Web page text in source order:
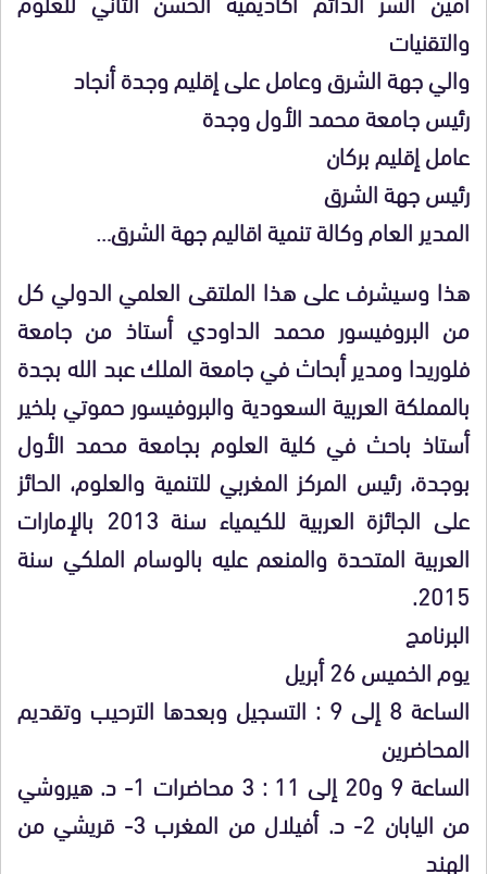
والتقنيات
والي جهة الشرق وعامل على إقليم وجدة أنجاد
رئيس جامعة محمد الأول وجدة
عامل إقليم بركان
رئيس جهة الشرق
المدير العام وكالة تنمية اقاليم جهة الشرق…
هذا وسيشرف على هذا الملتقى العلمي الدولي كل
من البروفيسور محمد الداودي أستاذ من جامعة
فلوريدا ومدير أبحاث في جامعة الملك عبد الله بجدة
بالمملكة العربية السعودية والبروفيسور حموتي بلخير
أستاذ باحث في كلية العلوم بجامعة محمد الأول
بوجدة، رئيس المركز المغربي للتنمية والعلوم، الحائز
على الجائزة العربية للكيمياء سنة 2013 بالإمارات
العربية المتحدة والمنعم عليه بالوسام الملكي سنة
2015.
البرنامج
يوم الخميس 26 أبريل
الساعة 8 إلى 9 : التسجيل وبعدها الترحيب وتقديم
المحاضرين
الساعة 9 و20 إلى 11 : 3 محاضرات 1- د. هيروشي
من اليابان 2- د. أفيلال من المغرب 3- قريشي من
الهند